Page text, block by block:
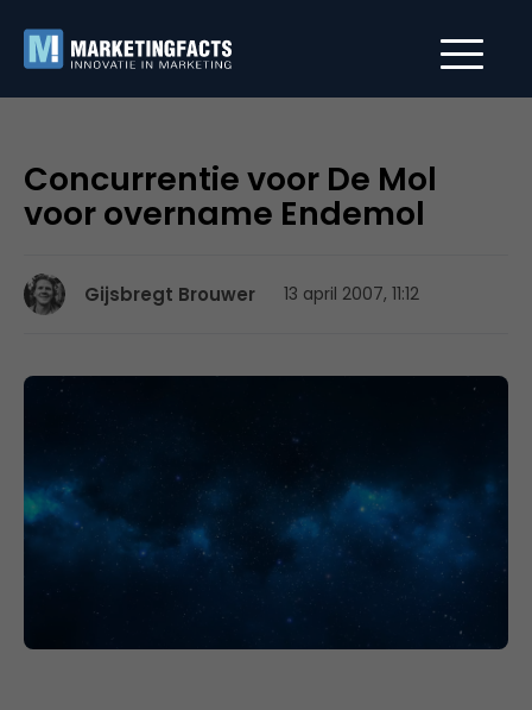
Concurrentie voor De Mol
voor overname Endemol
Gijsbregt Brouwer 13 april 2007, 11:12